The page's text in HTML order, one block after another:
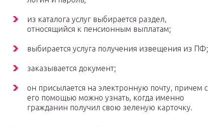
из каталога услуг выбирается раздел,
относящийся к пенсионным выплатам;
выбирается услуга получения извещения из ПФ;
заказывается документ;
он присылается на электронную почту, причем с
его помощью можно узнать, когда именно
гражданин получил свою зеленую карточку.